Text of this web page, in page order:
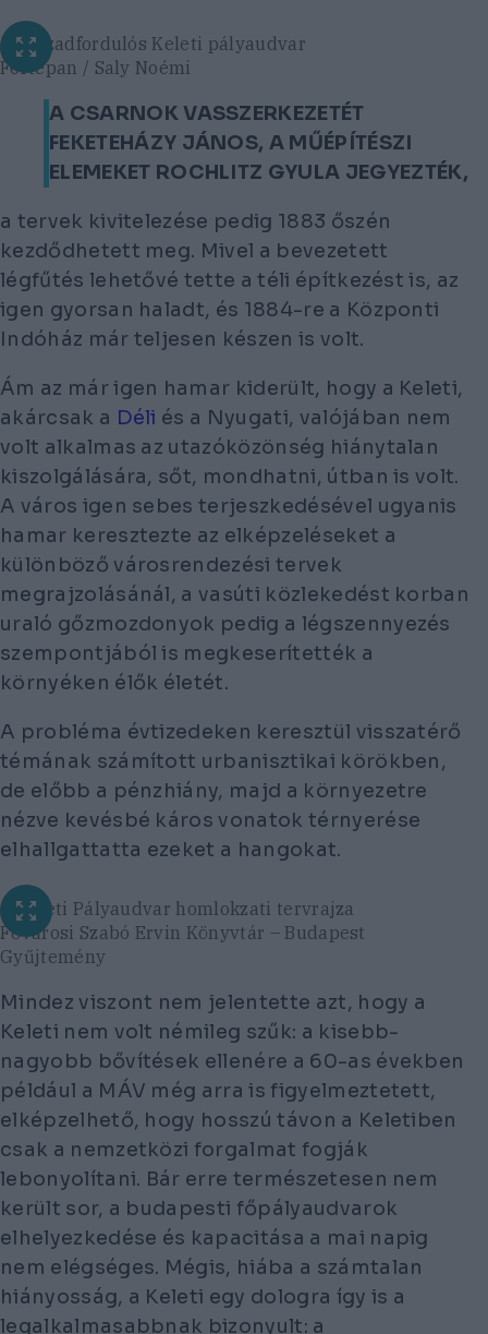
A századfordulós Keleti pályaudvar
Fortepan / Saly Noémi
A CSARNOK VASSZERKEZETÉT
FEKETEHÁZY JÁNOS, A MŰÉPÍTÉSZI
ELEMEKET ROCHLITZ GYULA JEGYEZTÉK,
a tervek kivitelezése pedig 1883 őszén
kezdődhetett meg. Mivel a bevezetett
légfűtés lehetővé tette a téli építkezést is, az
igen gyorsan haladt, és 1884-re a Központi
Indóház már teljesen készen is volt.
Ám az már igen hamar kiderült, hogy a Keleti,
akárcsak a Déli és a Nyugati, valójában nem
volt alkalmas az utazóközönség hiánytalan
kiszolgálására, sőt, mondhatni, útban is volt.
A város igen sebes terjeszkedésével ugyanis
hamar keresztezte az elképzeléseket a
különböző városrendezési tervek
megrajzolásánál, a vasúti közlekedést korban
uraló gőzmozdonyok pedig a légszennyezés
szempontjából is megkeserítették a
környéken élők életét.
A probléma évtizedeken keresztül visszatérő
témának számított urbanisztikai körökben,
de előbb a pénzhiány, majd a környezetre
nézve kevésbé káros vonatok térnyerése
elhallgattatta ezeket a hangokat.
A Keleti Pályaudvar homlokzati tervrajza
Fővárosi Szabó Ervin Könyvtár – Budapest
Gyűjtemény
Mindez viszont nem jelentette azt, hogy a
Keleti nem volt némileg szűk: a kisebb-
nagyobb bővítések ellenére a 60-as években
például a MÁV még arra is figyelmeztetett,
elképzelhető, hogy hosszú távon a Keletiben
csak a nemzetközi forgalmat fogják
lebonyolítani. Bár erre természetesen nem
került sor, a budapesti főpályaudvarok
elhelyezkedése és kapacitása a mai napig
nem elégséges. Mégis, hiába a számtalan
hiányosság, a Keleti egy dologra így is a
legalkalmasabbnak bizonyult: a